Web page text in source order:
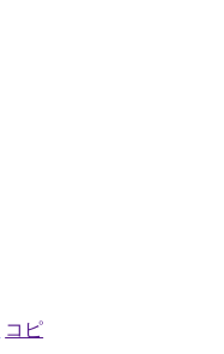
コピ